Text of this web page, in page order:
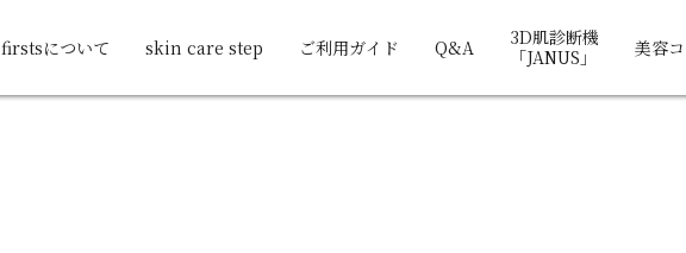
について skin care step ご利用ガイド Q&A
3D肌診断機
「JANUS」
美容